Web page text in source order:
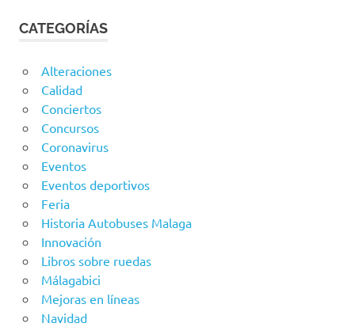
CATEGORÍAS
Alteraciones
Calidad
Conciertos
Concursos
Coronavirus
Eventos
Eventos deportivos
Feria
Historia Autobuses Malaga
Innovación
Libros sobre ruedas
Málagabici
Mejoras en líneas
Navidad